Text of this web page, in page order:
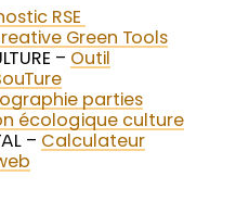
RSE
Green Tools
– Outil
parties
écologique culture
– Calculateur